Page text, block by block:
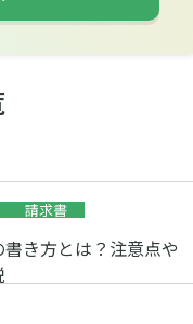
請求書
き方とは？注意点や